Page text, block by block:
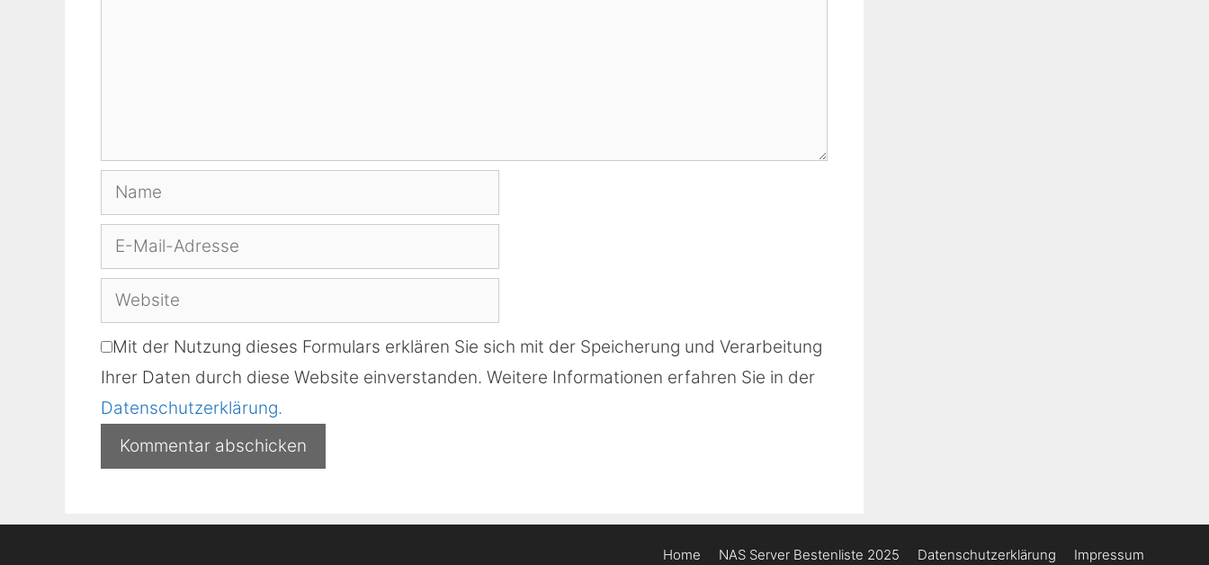
Name
E-
Mail-
Adresse
Website
Mit der Nutzung dieses Formulars erklären Sie sich mit der Speicherung und Verarbeitung
Ihrer Daten durch diese Website einverstanden. Weitere Informationen erfahren Sie in der
Datenschutzerklärung.
Home NAS Server Bestenliste 2025 Datenschutzerklärung Impressum